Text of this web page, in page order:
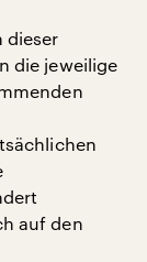
dieser
die jeweilige
auf den